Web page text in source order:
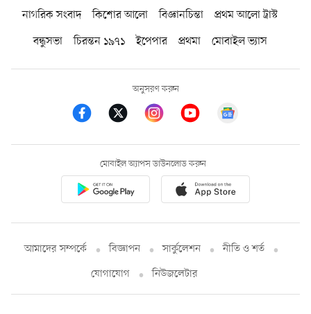
নাগরিক সংবাদ কিশোর আলো বিজ্ঞানচিন্তা
প্রথম আলো ট্রাস্ট
বন্ধুসভা
চিরন্তন ১৯৭১ ইপেপার প্রথমা মোবাইল ভ্যাস
অনুসরণ করুন
মোবাইল অ্যাপস ডাউনলোড করুন
আমাদের সম্পর্কে বিজ্ঞাপন সার্কুলেশন
নীতি ও শর্ত
যোগাযোগ
নিউজলেটার